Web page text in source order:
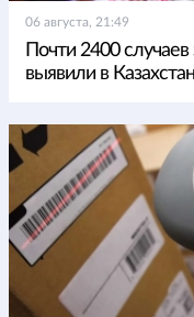
06 августа, 21:49
Почти 2400
выявили в